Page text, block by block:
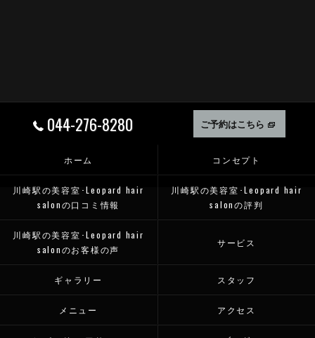
044-276-8280 ご予約はこちら
ホーム コンセプト
川崎駅の美容室･Leopard hair
salonの口コミ情報
川崎駅の美容室･Leopard hair
salonの評判
川崎駅の美容室･Leopard hair
salonのお客様の声
サービス
ギャラリー スタッフ
メニュー アクセス